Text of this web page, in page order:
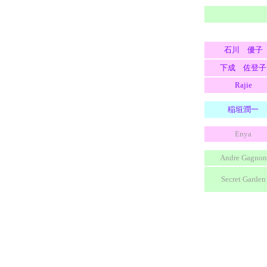
石川 優子
下成 佐登子
Rajie
稲垣潤一
Enya
Andre Gagnon
Secret Garden